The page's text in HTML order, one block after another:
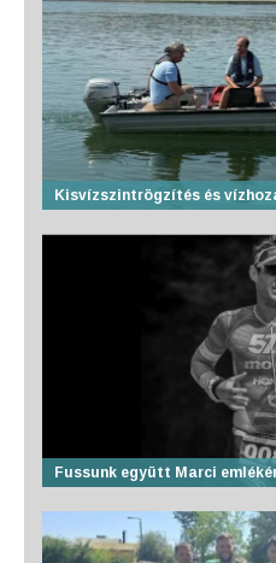
Kisvízszintrögzítés és
Fussunk együtt Marci